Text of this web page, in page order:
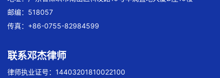
邮编：518057
传真：+86-0755-82984599
联系邓杰律师
律师执业证号：14403201810022100